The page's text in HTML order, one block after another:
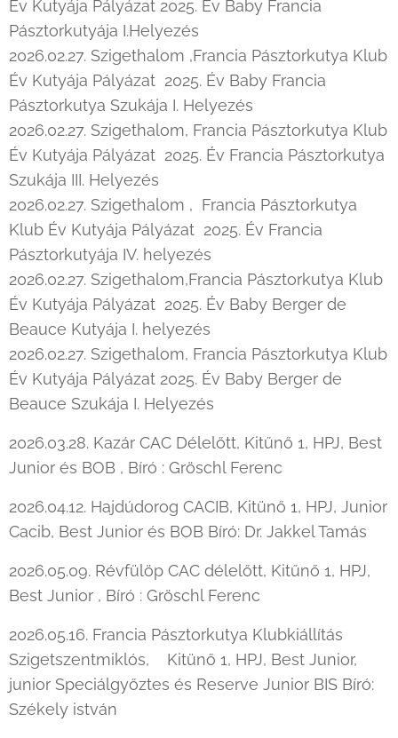
Év Kutyája Pályázat 2025. Év Baby Francia
Pásztorkutyája I.Helyezés
2026.02.27. Szigethalom ,Francia Pásztorkutya Klub
Év Kutyája Pályázat 2025. Év Baby Francia
Pásztorkutya Szukája I. Helyezés
2026.02.27. Szigethalom, Francia Pásztorkutya Klub
Év Kutyája Pályázat 2025. Év Francia Pásztorkutya
Szukája III. Helyezés
2026.02.27. Szigethalom , Francia Pásztorkutya
Klub Év Kutyája Pályázat 2025. Év Francia
Pásztorkutyája IV. helyezés
2026.02.27. Szigethalom,Francia Pásztorkutya Klub
Év Kutyája Pályázat 2025. Év Baby Berger de
Beauce Kutyája I. helyezés
2026.02.27. Szigethalom, Francia Pásztorkutya Klub
Év Kutyája Pályázat 2025. Év Baby Berger de
Beauce Szukája I. Helyezés
2026.03.28. Kazár CAC Délelőtt, Kitűnő 1, HPJ, Best
Junior és BOB , Bíró : Gröschl Ferenc
2026.04.12. Hajdúdorog CACIB, Kitünő 1, HPJ, Junior
Cacib, Best Junior és BOB Bíró: Dr. Jakkel Tamás
2026.05.09. Révfülöp CAC délelőtt, Kitűnő 1, HPJ,
Best Junior , Bíró : Gröschl Ferenc
2026.05.16. Francia Pásztorkutya Klubkiállítás
Szigetszentmiklós, Kitünő 1, HPJ, Best Junior,
junior Speciálgyőztes és Reserve Junior BIS Bíró:
Székely istván